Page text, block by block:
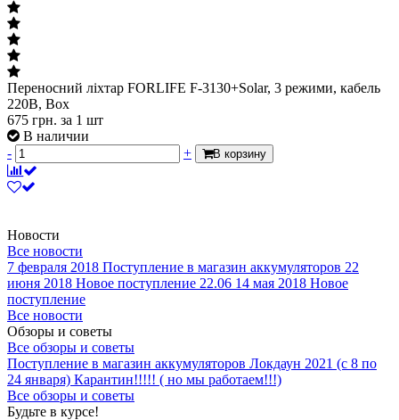
Переносний ліхтар FORLIFE F-3130+Solar, 3 режими, кабель
220В, Box
675 грн. за 1 шт
В наличии
-
+ В корзину
Новости
Все новости
7 февраля 2018 Поступление в магазин аккумуляторов 22
июня 2018 Новое поступление 22.06 14 мая 2018 Новое
поступление
Все новости
Обзоры и советы
Все обзоры и советы
Поступление в магазин аккумуляторов Локдаун 2021 (с 8 по
24 января) Карантин!!!!! ( но мы работаем!!!)
Все обзоры и советы
Будьте в курсе!